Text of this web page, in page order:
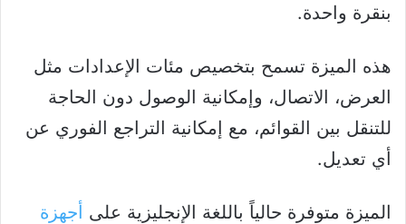
بنقرة واحدة.
هذه الميزة تسمح بتخصيص مئات الإعدادات مثل
العرض، الاتصال، وإمكانية الوصول دون الحاجة
للتنقل بين القوائم، مع إمكانية التراجع الفوري عن
أي تعديل.
الميزة متوفرة حالياً باللغة الإنجليزية على أجهزة